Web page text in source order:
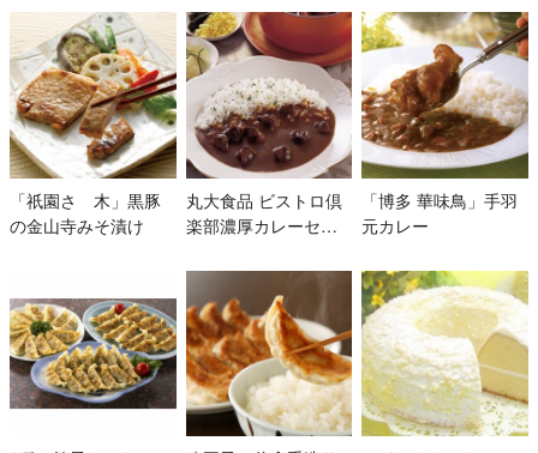
「祇園さゝ木」黒豚
の金山寺みそ漬け
丸大食品 ビストロ倶
楽部濃厚カレーセッ
「博多 華味鳥」手羽
元カレー